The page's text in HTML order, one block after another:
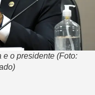
e o presidente (Foto: